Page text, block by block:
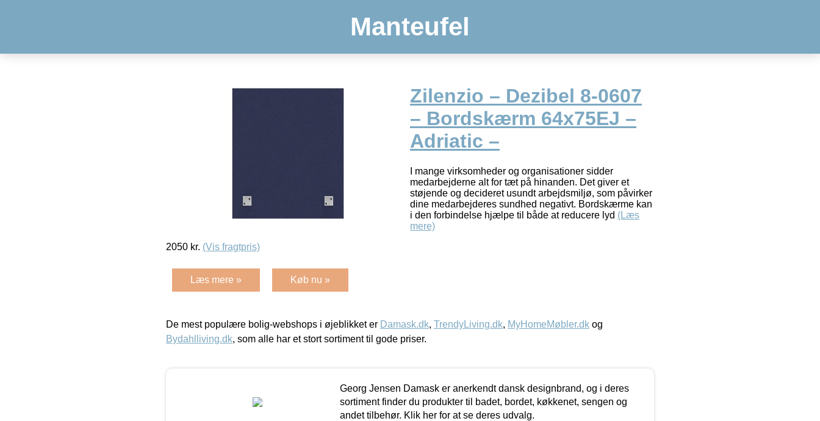
Manteufel
Zilenzio – Dezibel 8-0607
– Bordskærm 64x75EJ –
Adriatic –
I mange virksomheder og organisationer sidder
medarbejderne alt for tæt på hinanden. Det giver et
støjende og decideret usundt arbejdsmiljø, som påvirker
dine medarbejderes sundhed negativt. Bordskærme kan
i den forbindelse hjælpe til både at reducere lyd (Læs
mere)
2050 kr. (Vis fragtpris)
Læs mere » Køb nu »
De mest populære bolig-webshops i øjeblikket er Damask.dk, TrendyLiving.dk, MyHomeMøbler.dk og
Bydahlliving.dk, som alle har et stort sortiment til gode priser.
Georg Jensen Damask er anerkendt dansk designbrand, og i deres
sortiment finder du produkter til badet, bordet, køkkenet, sengen og
andet tilbehør. Klik her for at se deres udvalg.